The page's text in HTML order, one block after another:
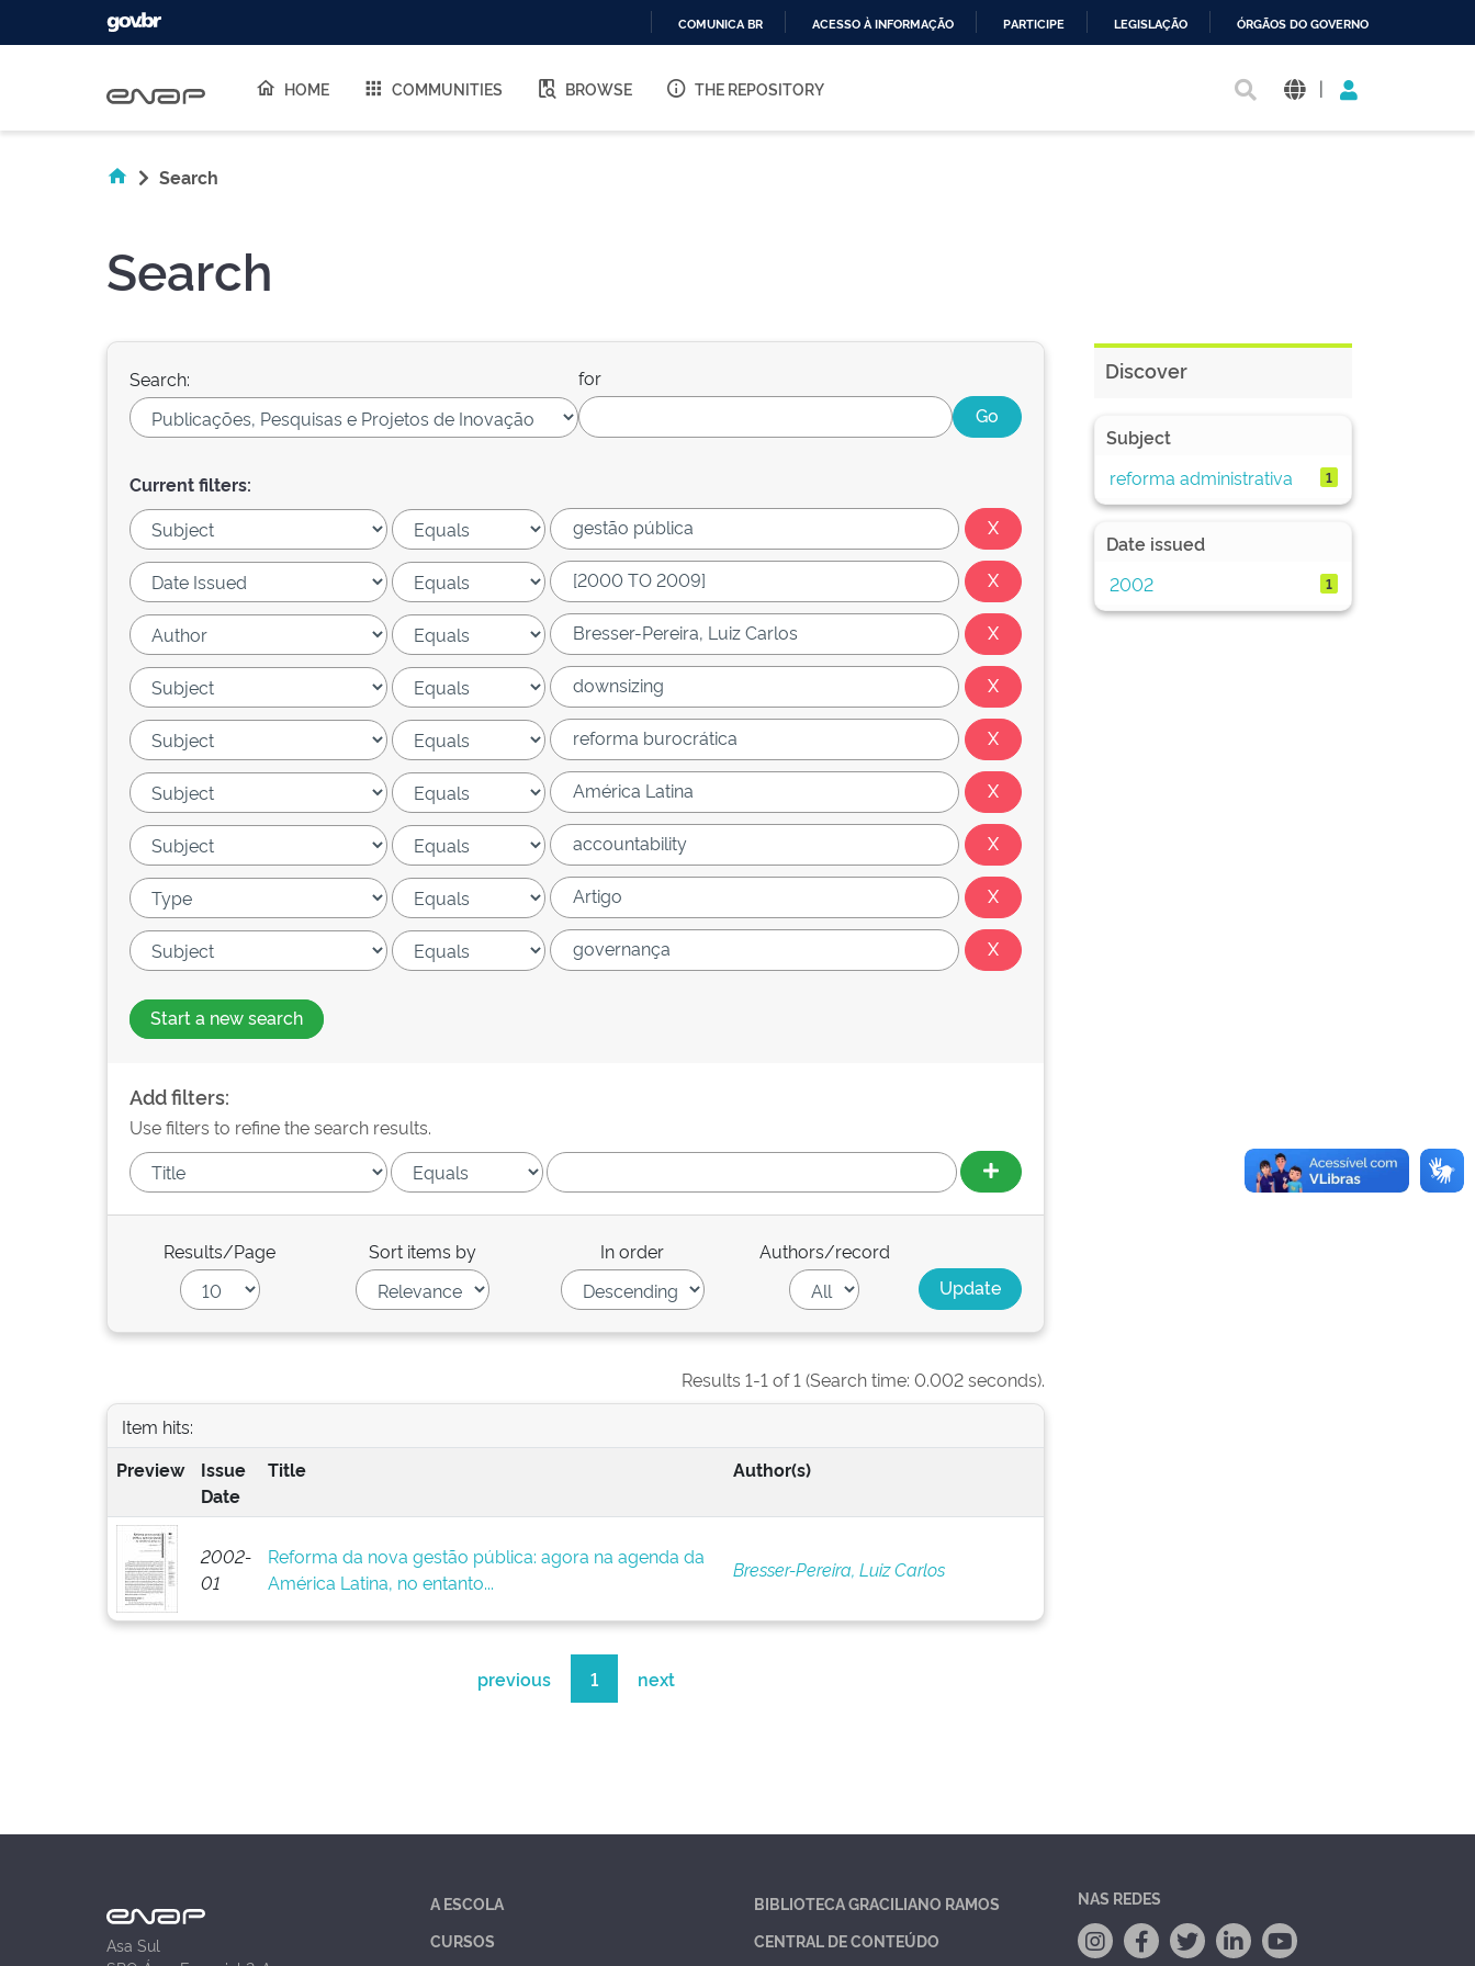
O
COMUNICA BR ACESSO À INFORMAÇÃO PARTICIPE LEGISLAÇÃO ÓRGÃOS DO GOVERNO
HOME COMMUNITIES BROWSE THE REPOSITORY |
Search
Search
Search: for
Current filters:
Start a new search
Add filters:
Use filters to refine the search results.
Results/Page Sort items by In order Authors/record
Results 1-1 of 1 (Search time: 0.002 seconds).
Item hits:
Preview
Issue
Date
Title Author(s)
2002-
01
Reforma da nova gestão pública: agora na agenda da
América Latina, no entanto...
Bresser-Pereira, Luiz Carlos
previous 1 next
Discover
Subject
reforma administrativa
1
Date issued
2002
1
Asa Sul
A ESCOLA
CURSOS
BIBLIOTECA GRACILIANO RAMOS
CENTRAL DE CONTEÚDO
NAS REDES